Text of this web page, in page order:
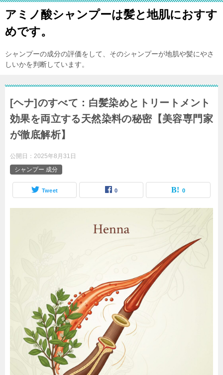
アミノ酸シャンプーは髪と地肌におすす
めです。
シャンプーの成分の評価をして、そのシャンプーが地肌や髪にやさ
しいかを判断しています。
[ヘナ]のすべて：白髪染めとトリートメント
効果を両立する天然染料の秘密【美容専門家
が徹底解析】
公開日： 2025年8月31日
シャンプー 成分
Tweet 0 0